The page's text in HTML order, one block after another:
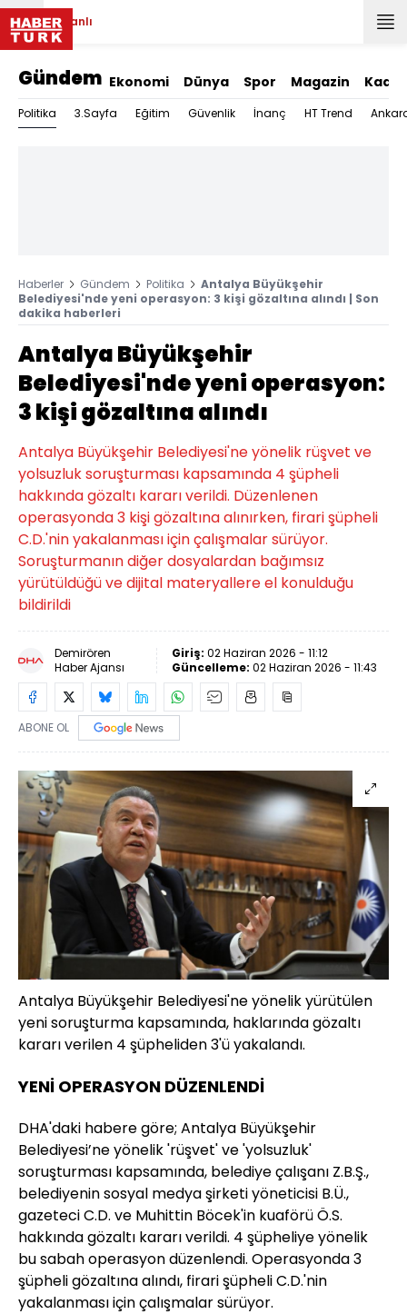
Canlı
Gündem Ekonomi Dünya Spor Magazin Kadın
Politika 3.Sayfa Eğitim Güvenlik İnanç HT Trend
Haberler Gündem Politika
Antalya Büyükşehir
Belediyesi'nde yeni operasyon: 3 kişi gözaltına alındı | Son
dakika haberleri
Antalya Büyükşehir
Belediyesi'nde yeni operasyon:
3 kişi gözaltına alındı
Antalya Büyükşehir Belediyesi'ne yönelik rüşvet ve
yolsuzluk soruşturması kapsamında 4 şüpheli
hakkında gözaltı kararı verildi. Düzenlenen
operasyonda 3 kişi gözaltına alınırken, firari şüpheli
C.D.'nin yakalanması için çalışmalar sürüyor.
Soruşturmanın diğer dosyalardan bağımsız
yürütüldüğü ve dijital materyallere el konulduğu
bildirildi
Demirören
Haber Ajansı
Giriş: 02 Haziran 2026 - 11:12
Güncelleme: 02 Haziran 2026 - 11:43
ABONE OL
Antalya Büyükşehir Belediyesi'ne yönelik yürütülen
yeni soruşturma kapsamında, haklarında gözaltı
kararı verilen 4 şüpheliden 3'ü yakalandı.
YENİ OPERASYON DÜZENLENDİ
DHA'daki habere göre; Antalya Büyükşehir
Belediyesi’ne yönelik 'rüşvet' ve 'yolsuzluk'
soruşturması kapsamında, belediye çalışanı Z.B.Ş.,
belediyenin sosyal medya şirketi yöneticisi B.Ü.,
gazeteci C.D. ve Muhittin Böcek'in kuaförü Ö.S.
hakkında gözaltı kararı verildi. 4 şüpheliye yönelik
bu sabah operasyon düzenlendi. Operasyonda 3
şüpheli gözaltına alındı, firari şüpheli C.D.'nin
yakalanması için çalışmalar sürüyor.